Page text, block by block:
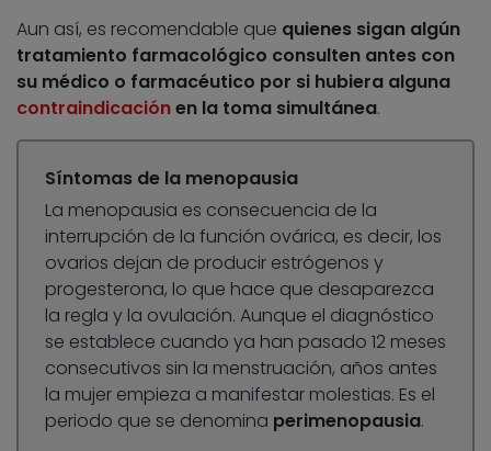
Aun así, es recomendable que quienes sigan algún
tratamiento farmacológico consulten antes con
su médico o farmacéutico por si hubiera alguna
contraindicaciónen la toma simultánea.
Síntomas de la menopausia
La menopausia es consecuencia de la
interrupción de la función ovárica, es decir, los
ovarios dejan de producir estrógenos y
progesterona, lo que hace que desaparezca
la regla y la ovulación. Aunque el diagnóstico
se establece cuando ya han pasado 12 meses
consecutivos sin la menstruación, años antes
la mujer empieza a manifestar molestias. Es el
periodo que se denomina perimenopausia.